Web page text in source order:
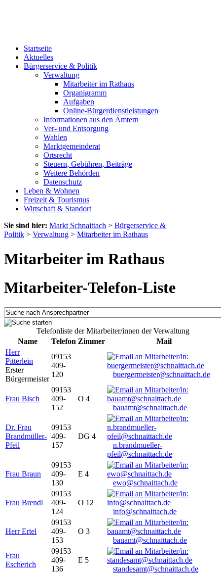
Startseite
Aktuelles
Bürgerservice & Politik
Verwaltung
Mitarbeiter im Rathaus
Organigramm
Aufgaben
Online-Bürgerdienstleistungen
Informationen aus den Ämtern
Ver- und Entsorgung
Wahlen
Marktgemeinderat
Ortsrecht
Steuern, Gebühren, Beiträge
Weitere Behörden
Datenschutz
Leben & Wohnen
Freizeit & Tourismus
Wirtschaft & Standort
Sie sind hier: Markt Schnaittach > Bürgerservice &
Politik > Verwaltung > Mitarbeiter im Rathaus
Mitarbeiter im Rathaus
Mitarbeiter-Telefon-Liste
Telefonliste der Mitarbeiter/innen der Verwaltung
Name
Telefon Zimmer
Mail
Herr
Pitterlein
Erster
Bürgermeister
09153
409-
120
buergermeister@schnaittach.de
Frau Bisch
09153
409-
152
O 4
bauamt@schnaittach.de
Dr. Frau
Brandmüller-
Pfeil
09153
409-
157
DG 4
n.brandmueller-
pfeil@schnaittach.de
Frau Braun
09153
409-
130
E 4
ewo@schnaittach.de
Frau Brendl
09153
409-
124
O 12
info@schnaittach.de
Herr Ertel
09153
409-
153
O 3
bauamt@schnaittach.de
Frau
Escherich
09153
409-
136
E 5
standesamt@schnaittach.de